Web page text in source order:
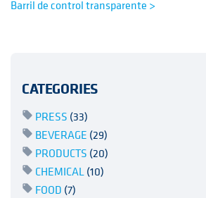
Barril de control transparente >
CATEGORIES
PRESS (33)
BEVERAGE (29)
PRODUCTS (20)
CHEMICAL(10)
FOOD (7)